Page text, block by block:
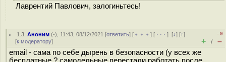
Лаврентий Павлович, залогиньтесь!
1.3 ,Аноним (-), 11:43, 08/12/2021 [ответить] [ ﹢﹢﹢] [ · · ·][↓] [↑]
[к модератору]
–9
+ / –
email - сама по себе дырень в безопасности (у всех же